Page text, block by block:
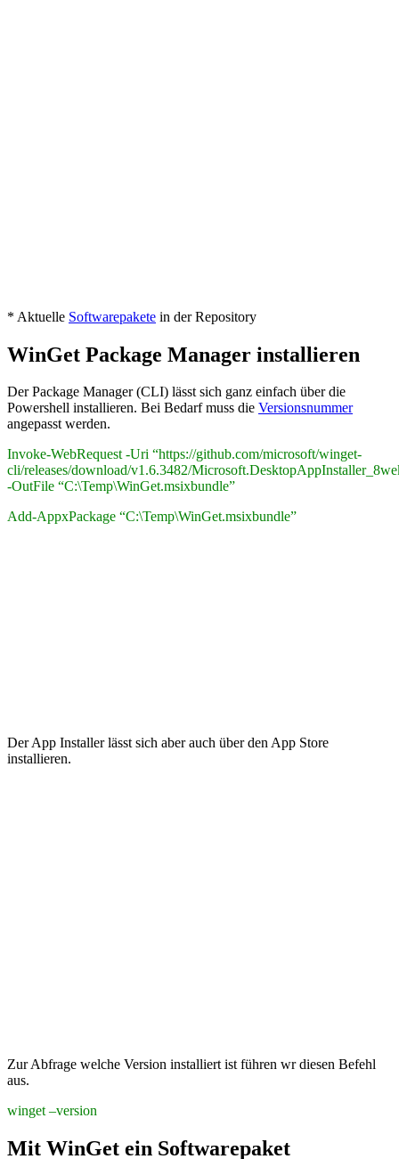
* Aktuelle Softwarepakete in der Repository
WinGet Package Manager installieren
Der Package Manager (CLI) lässt sich ganz einfach über die
Powershell installieren. Bei Bedarf muss die Versionsnummer
angepasst werden.
Invoke-WebRequest -Uri “https://github.com/microsoft/winget-
cli/releases/download/v1.6.3482/
-OutFile “C:\Temp\WinGet.msixbundle”
Add-AppxPackage “C:\Temp\WinGet.msixbundle”
Der App Installer lässt sich aber auch über den App Store
installieren.
Zur Abfrage welche Version installiert ist führen wr diesen Befehl
aus.
winget –version
Mit WinGet ein Softwarepaket